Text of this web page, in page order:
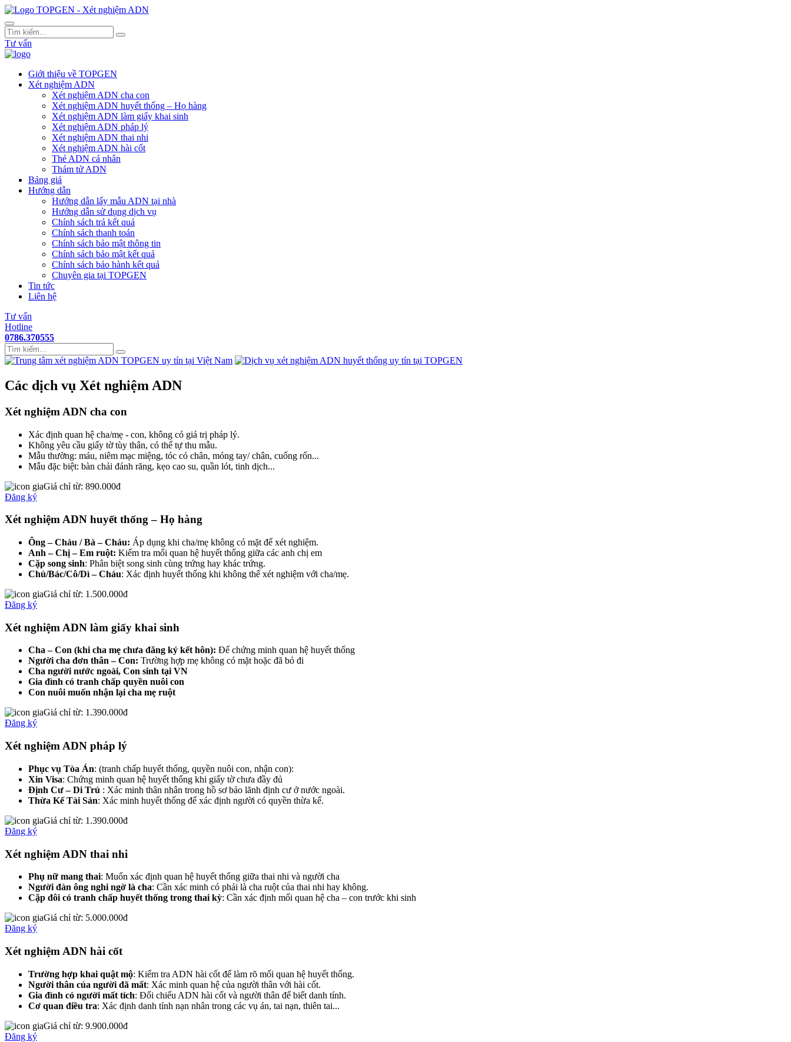
Tư vấn
Giới thiệu về TOPGEN
Xét nghiệm ADN
Xét nghiệm ADN cha con
Xét nghiệm ADN huyết thống – Họ hàng
Xét nghiệm ADN làm giấy khai sinh
Xét nghiệm ADN pháp lý
Xét nghiệm ADN thai nhi
Xét nghiệm ADN hài cốt
Thẻ ADN cá nhân
Thám tử ADN
Bảng giá
Hướng dẫn
Hướng dẫn lấy mẫu ADN tại nhà
Hướng dẫn sử dụng dịch vụ
Chính sách trả kết quả
Chính sách thanh toán
Chính sách bảo mật thông tin
Chính sách bảo mật kết quả
Chính sách bảo hành kết quả
Chuyên gia tại TOPGEN
Tin tức
Liên hệ
Tư vấn
Hotline
0786.370555
Các dịch vụ Xét nghiệm ADN
Xét nghiệm ADN cha con
Xác định quan hệ cha/mẹ - con, không có giá trị pháp lý.
Không yêu cầu giấy tờ tùy thân, có thể tự thu mẫu.
Mẫu thường: máu, niêm mạc miệng, tóc có chân, móng tay/ chân, cuống rốn...
Mẫu đặc biệt: bàn chải đánh răng, kẹo cao su, quần lót, tinh dịch...
Giá chỉ từ: 890.000đ
Đăng ký
Xét nghiệm ADN huyết thống – Họ hàng
Ông – Cháu / Bà – Cháu: Áp dụng khi cha/mẹ không có mặt để xét nghiệm.
Anh – Chị – Em ruột: Kiểm tra mối quan hệ huyết thống giữa các anh chị em
Cặp song sinh: Phân biệt song sinh cùng trứng hay khác trứng.
Chú/Bác/Cô/Dì – Cháu: Xác định huyết thống khi không thể xét nghiệm với cha/mẹ.
Giá chỉ từ: 1.500.000đ
Đăng ký
Xét nghiệm ADN làm giấy khai sinh
Cha – Con (khi cha mẹ chưa đăng ký kết hôn): Để chứng minh quan hệ huyết thống
Người cha đơn thân – Con: Trường hợp mẹ không có mặt hoặc đã bỏ đi
Cha người nước ngoài, Con sinh tại VN
Gia đình có tranh chấp quyền nuôi con
Con nuôi muốn nhận lại cha mẹ ruột
Giá chỉ từ: 1.390.000đ
Đăng ký
Xét nghiệm ADN pháp lý
Phục vụ Tòa Án: (tranh chấp huyết thống, quyền nuôi con, nhận con):
Xin Visa: Chứng minh quan hệ huyết thống khi giấy tờ chưa đầy đủ
Định Cư – Di Trú : Xác minh thân nhân trong hồ sơ bảo lãnh định cư ở nước ngoài.
Thừa Kế Tài Sản: Xác minh huyết thống để xác định người có quyền thừa kế.
Giá chỉ từ: 1.390.000đ
Đăng ký
Xét nghiệm ADN thai nhi
Phụ nữ mang thai: Muốn xác định quan hệ huyết thống giữa thai nhi và người cha
Người đàn ông nghi ngờ là cha: Cần xác minh có phải là cha ruột của thai nhi hay không.
Cặp đôi có tranh chấp huyết thống trong thai kỳ: Cần xác định mối quan hệ cha – con trước khi sinh
Giá chỉ từ: 5.000.000đ
Đăng ký
Xét nghiệm ADN hài cốt
Trường hợp khai quật mộ: Kiểm tra ADN hài cốt để làm rõ mối quan hệ huyết thống.
Người thân của người đã mất: Xác minh quan hệ của người thân với hài cốt.
Gia đình có người mất tích: Đối chiếu ADN hài cốt và người thân để biết danh tính.
Cơ quan điều tra: Xác định danh tính nạn nhân trong các vụ án, tai nạn, thiên tai...
Giá chỉ từ: 9.900.000đ
Đăng ký